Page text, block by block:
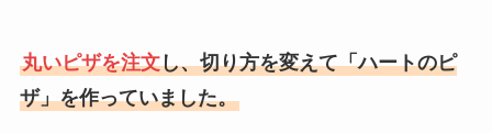
丸いピザを注文し、切り方を変えて「ハートのピ
ザ」を作っていました。